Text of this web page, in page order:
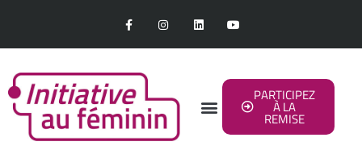
PARTICIPEZ
À LA
REMISE